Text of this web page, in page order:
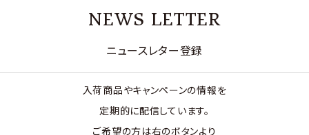
NEWS LETTER
ニュースレター登録
入荷商品やキャンペーンの情報を
定期的に配信しています。
ご希望の方は右のボタンより